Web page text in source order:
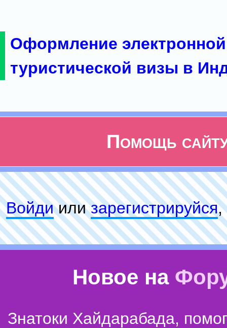
Оформление электронной
туристической визы в
Помощь
Войдиилизарeгиcтpируйся,
Новое на
Знатоки Хайдарабада,